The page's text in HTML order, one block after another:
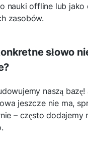
nauki offline lub jako
zasobów.
słowo
naszą bazę!
jeszcze nie ma,
– często dodajemy